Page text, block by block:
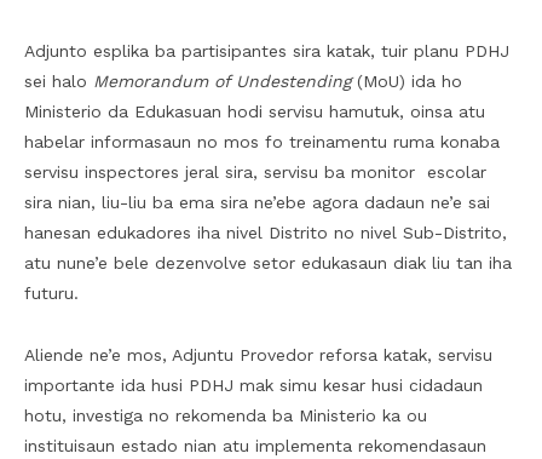
Adjunto esplika ba partisipantes sira katak, tuir planu PDHJ
sei halo Memorandum of Undestending(MoU) ida ho
Ministerio da Edukasuan hodi servisu hamutuk, oinsa atu
habelar informasaun no mos fo treinamentu ruma konaba
servisu inspectores jeral sira, servisu ba monitor escolar
sira nian, liu-liu ba ema sira ne’ebe agora dadaun ne’e sai
hanesan edukadores iha nivel Distrito no nivel Sub-Distrito,
atu nune’e bele dezenvolve setor edukasaun diak liu tan iha
futuru.
Aliende ne’e mos, Adjuntu Provedor reforsa katak, servisu
importante ida husi PDHJ mak simu kesar husi cidadaun
hotu, investiga no rekomenda ba Ministerio ka ou
instituisaun estado nian atu implementa rekomendasaun